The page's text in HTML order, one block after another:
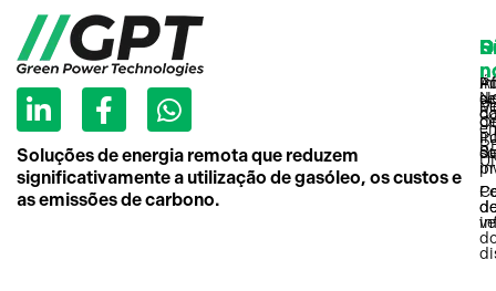
L
i
n
k
e
F
a
c
e
b
W
h
a
t
s
Soluções de energia remota que reduzem
significativamente a utilização de gasóleo, os custos e
as emissões de carbono.